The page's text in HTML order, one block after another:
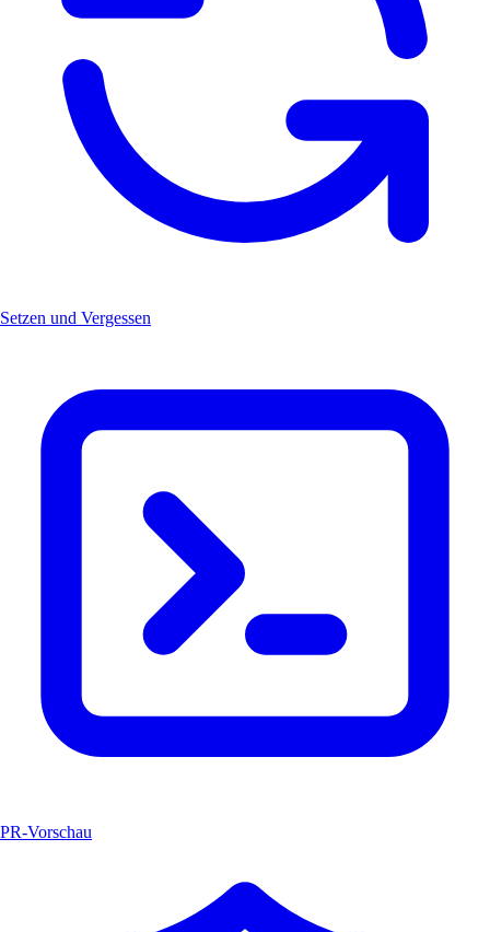
Setzen und Vergessen
PR-Vorschau